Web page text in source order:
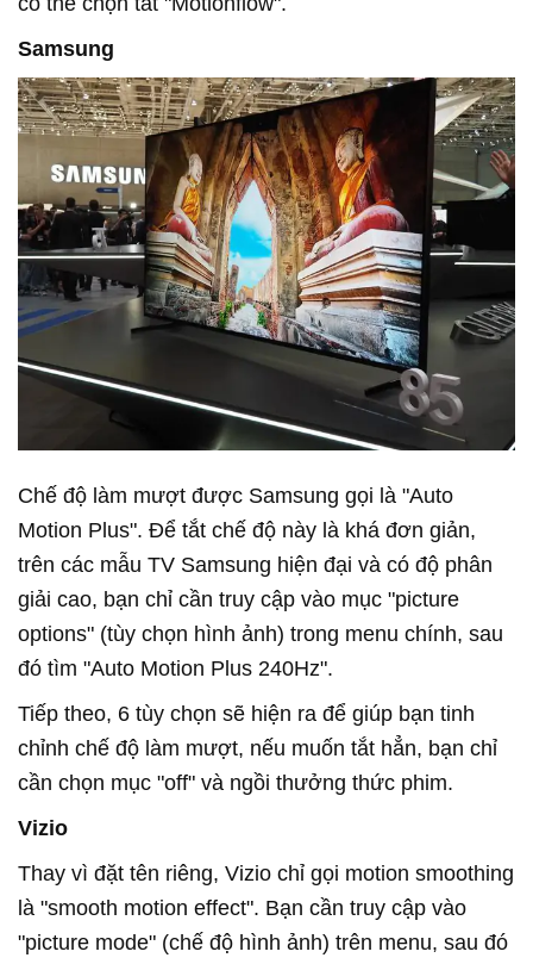
Samsung
Chế độ làm mượt được Samsung gọi là "Auto
Motion Plus". Để tắt chế độ này là khá đơn giản,
trên các mẫu TV Samsung hiện đại và có độ phân
giải cao, bạn chỉ cần truy cập vào mục "picture
options" (tùy chọn hình ảnh) trong menu chính, sau
đó tìm "Auto Motion Plus 240Hz".
Tiếp theo, 6 tùy chọn sẽ hiện ra để giúp bạn tinh
chỉnh chế độ làm mượt, nếu muốn tắt hẳn, bạn chỉ
cần chọn mục "off" và ngồi thưởng thức phim.
Vizio
Thay vì đặt tên riêng, Vizio chỉ gọi motion smoothing
là "smooth motion effect". Bạn cần truy cập vào
"picture mode" (chế độ hình ảnh) trên menu, sau đó